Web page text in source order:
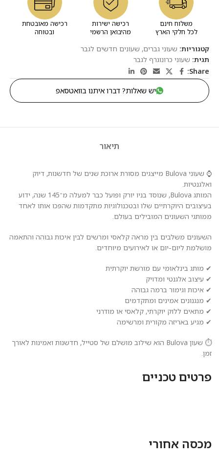
משלוח חינם
לכל חלקי הארץ
רכישה ישירות
מהיבואן הרשמי
רכישה מאובטחת
ובטוחה
קטגוריות: שעוני גברים, שעונים חדשים לגבר
תגית: שעוני כרונוגרף לגבר
Share:
יש שאלות? דברו איתנו בוואטסאפ
תיאור
⌚ שעוני Bulova מייצגים מסורת ארוכת שנים של חדשנות, דיוק
ואלגנטיות.
המותג Bulova, שנוסד בניו יורק ופועל כבר למעלה מ־145 שנה, ידוע
בעיצובים היוקרתיים שלו ובטכנולוגיות מתקדמות שהפכו אותו לאחד
ממותגי השעונים המובילים בעולם.
השעונים משלבים בין מראה קלאסי ומרשים לבין איכות גבוהה והתאמה
מושלמת ליום-יום או לאירועים מיוחדים.
✔ מותג בינלאומי עם מורשת יוקרתית
✔ עיצוב אלגנטי ומדויק
✔ איכות וגימור ברמה גבוהה
✔ מנגנונים אמינים ומתקדמים
✔ מתאים ללוק יוקרתי, קלאסי או מודרני
✔ מגיע באריזה מקורית ומרשימה
⏱️ שעון Bulova הוא שילוב מושלם של סטייל, חדשנות ואמינות לאורך
זמן.
פרטים טכניים
מכסה אחורי